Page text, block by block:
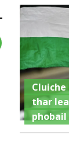
Cluiche
thar
phobail